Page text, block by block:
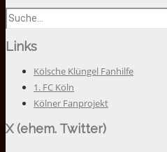
Links
Kölsche Klüngel Fanhilfe
1. FC Köln
Kölner Fanprojekt
X (ehem. Twitter)